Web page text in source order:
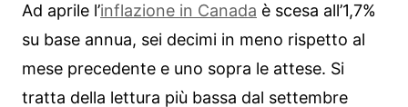
Ad aprile l’inflazione in Canada è scesa all’1,7%
su base annua, sei decimi in meno rispetto al
mese precedente e uno sopra le attese. Si
tratta della lettura più bassa dal settembre